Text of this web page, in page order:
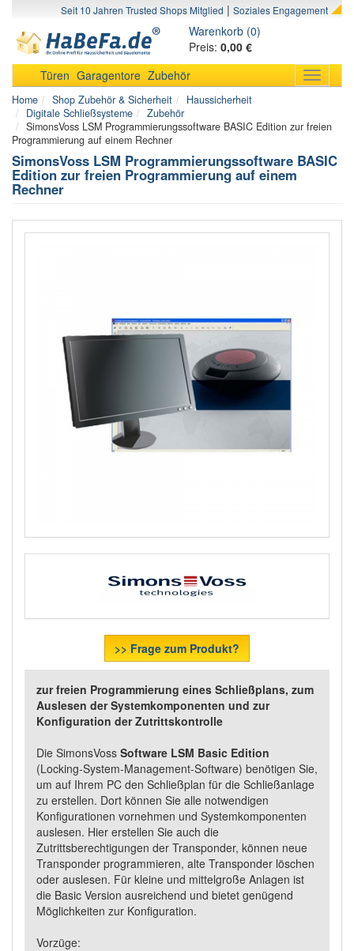
Seit 10 Jahren Trusted Shops Mitglied | Soziales Engagement
Warenkorb (0)
Preis: 0,00 €
Toggle
Türen Garagentore Zubehör
Home Shop Zubehör & Sicherheit
Haussicherheit
Digitale Schließsysteme
Zubehör
SimonsVoss LSM Programmierungssoftware BASIC Edition zur freien
Programmierung auf einem Rechner
SimonsVoss LSM Programmierungssoftware BASIC
Edition zur freien Programmierung auf einem
Rechner
>> Frage zum Produkt?
zur freien Programmierung eines Schließplans, zum
Auslesen der Systemkomponenten und zur
Konfiguration der Zutrittskontrolle
Die SimonsVoss Software LSM Basic Edition
(Locking-System-Management-Software) benötigen Sie,
um auf Ihrem PC den Schließplan für die Schließanlage
zu erstellen. Dort können Sie alle notwendigen
Konfigurationen vornehmen und Systemkomponenten
auslesen. Hier erstellen Sie auch die
Zutrittsberechtigungen der Transponder, können neue
Transponder programmieren, alte Transponder löschen
oder auslesen. Für kleine und mittelgroße Anlagen ist
die Basic Version ausreichend und bietet genügend
Möglichkeiten zur Konfiguration.
Vorzüge: